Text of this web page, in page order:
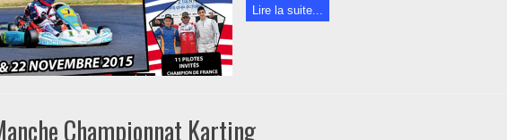
Lire la suite...
Championnat Karting